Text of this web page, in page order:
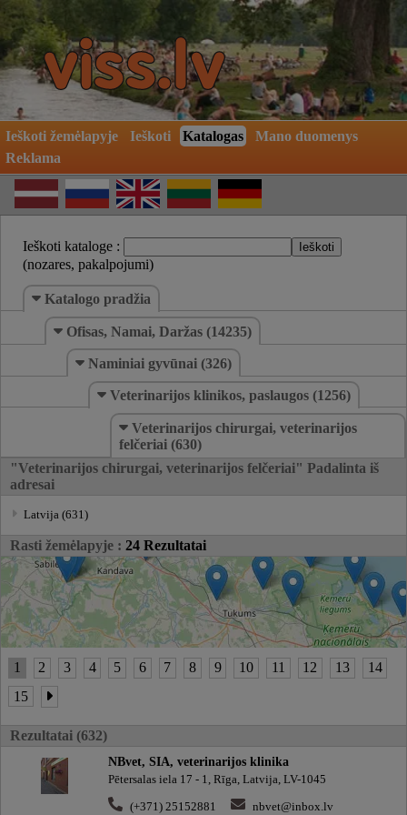
Ieškoti žemėlapyje Ieškoti Katalogas
Mano duomenys
Reklama
Ieškoti kataloge :
(nozares, pakalpojumi)
Katalogo pradžia
Ofisas, Namai, Daržas (14235)
Naminiai gyvūnai (326)
Veterinarijos klinikos, paslaugos (1256)
Veterinarijos chirurgai, veterinarijos
felčeriai (630)
"Veterinarijos chirurgai, veterinarijos felčeriai" Padalinta iš
adresai
Latvija (631)
Rasti žemėlapyje : 24 Rezultatai
1 2 3 4 5 6 7 8 9 10 11 12 13
14
15
Rezultatai (632)
NBvet, SIA, veterinarijos klinika
Pētersalas iela 17 - 1, Rīga, Latvija, LV-1045
(+371) 25152881
nbvet@inbox.lv